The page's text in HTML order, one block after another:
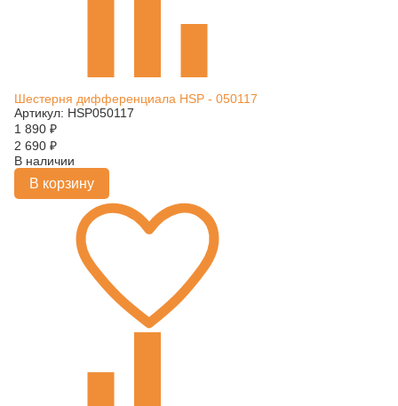
Шестерня дифференциала HSP - 050117
Артикул: HSP050117
1 890 ₽
2 690 ₽
В наличии
В корзину